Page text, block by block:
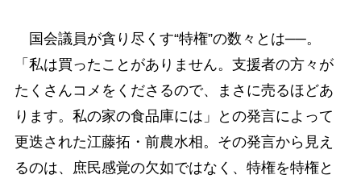
国会議員が貪り尽くす“特権”の数々とは──。
「私は買ったことがありません。支援者の方々が
たくさんコメをくださるので、まさに売るほどあ
ります。私の家の食品庫には」との発言によって
更迭された江藤拓・前農水相。その発言から見え
るのは、庶民感覚の欠如ではなく、特権を特権と